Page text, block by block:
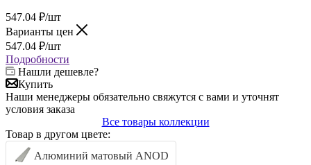
547.04 ₽/шт
Варианты цен
547.04 ₽/шт
Подробности
Нашли дешевле?
Купить
Наши менеджеры обязательно свяжутся с вами и уточнят
условия заказа
Все товары коллекции
Товар в другом цвете:
Алюминий матовый ANOD